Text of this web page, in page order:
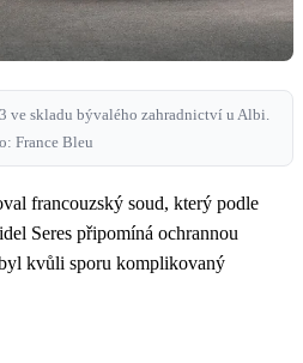
ve skladu bývalého zahradnictví u Albi.
France Bleu
francouzský soud, který podle
Seres připomíná ochrannou
kvůli sporu komplikovaný